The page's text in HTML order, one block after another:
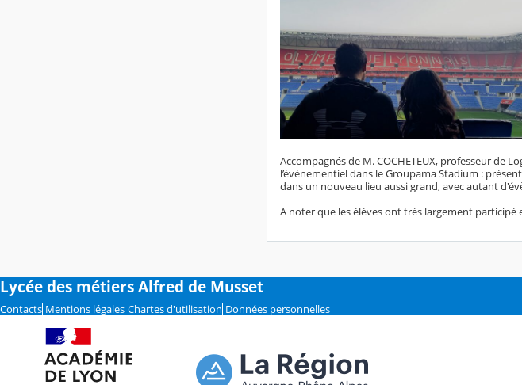
Accompagnés de M. COCHETEUX, professeur de
l’événementiel dans le Groupama Stadium :
dans un nouveau lieu aussi grand, avec autant
A noter que les élèves ont très largement participé
Lycée des métiers Alfred de Musset
Contacts Mentions légales Chartes d'utilisation Données personnelles